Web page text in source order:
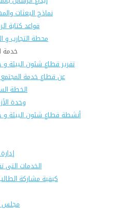
نماذج البعثات
قواعد كتابة
محطة التجارب و
خدمة
تقرير قطاع شئون البيئة و
عن قطاع خدمة المجتمع
الخطة
وحدة
أنشطة قطاع شئون البيئة و
الخدمات التى
كيفية مشاركة
مجلس